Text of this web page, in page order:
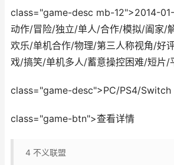
class="game-desc mb-12">2014-
动作/冒险/独立/单人/合作/模拟/阖家/
欢乐/单机合作/物理/第三人称视角/好
戏/搞笑/单机多人/蓄意操控困难/短片/
class="game-desc">PC/PS4/Switch
class="game-btn">查看详情
4 不义联盟